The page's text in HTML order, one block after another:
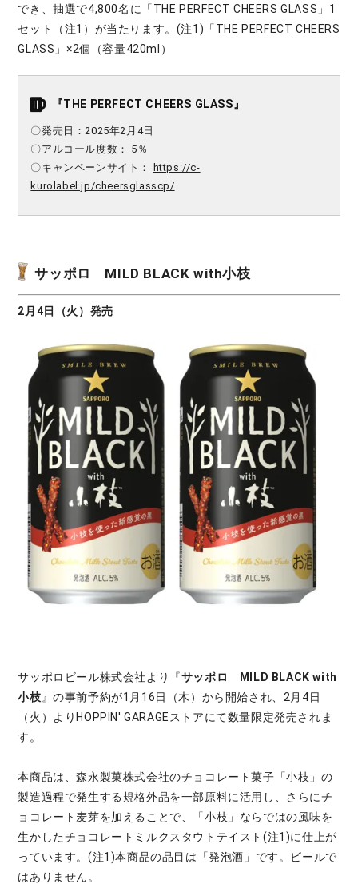
でき、抽選で4,800名に「THE PERFECT CHEERS GLASS」1
セット（注1）が当たります。(注1)「THE PERFECT CHEERS
GLASS」×2個（容量420ml）
『THE PERFECT CHEERS GLASS』
〇発売日：2025年2月4日
〇アルコール度数： 5％
〇キャンペーンサイト：
https://c-
kurolabel.jp/cheersglasscp/
サッポロ MILD BLACK with小枝
2月4日（火）発売
サッポロビール株式会社より『サッポロ MILD BLACK with
小枝 』の事前予約が1月16日（木）から開始され、2月4日
（火）よりHOPPIN' GARAGEストアにて数量限定発売されま
す。
本商品は、森永製菓株式会社のチョコレート菓子「小枝」の
製造過程で発生する規格外品を一部原料に活用し、さらにチ
ョコレート麦芽を加えることで、「小枝」ならではの風味を
生かしたチョコレートミルクスタウトテイスト(注1)に仕上が
っています。(注1)本商品の品目は「発泡酒」です。ビールで
はありません。